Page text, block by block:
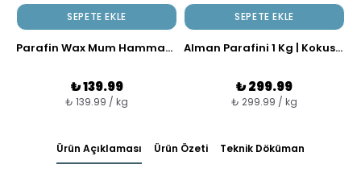
SEPETE EKLE
Parafin Wax Mum Hammaddesi %1,5 Yağlı (Silikon Kalıp Çalışmalarına Uygun)
₺ 139.99
₺ 139.99 / kg
SEPETE EKLE
Alman Parafini 1 Kg | Kokusuz Kullanım ( Silikon kalıp & Şamdan'a Uygun )
₺ 299.99
₺ 299.99 / kg
Ürün Açıklaması Ürün Özeti Teknik Döküman